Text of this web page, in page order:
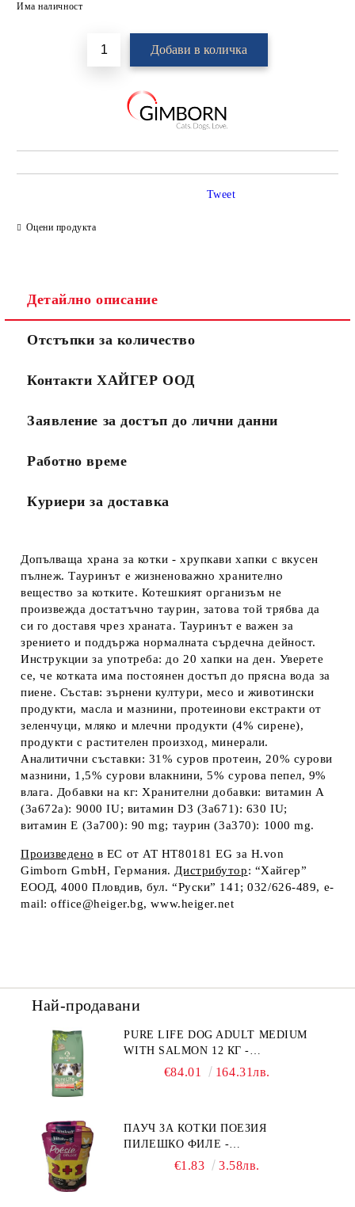
Има наличност
Оцени продукта
Tweet
Детайлно описание
Отстъпки за количество
Контакти ХАЙГЕР ООД
Заявление за достъп до лични данни
Работно време
Куриери за доставка
Допълваща храна за котки - хрупкави хапки с вкусен
пълнеж. Тауринът е жизненоважно хранително
вещество за котките. Котешкият организъм не
произвежда достатъчно таурин, затова той трябва да
си го доставя чрез храната. Тауринът е важен за
зрението и поддържа нормалната сърдечна дейност.
Инструкции за употреба: до 20 хапки на ден. Уверете
се, че котката има постоянен достъп до прясна вода за
пиене. Състав: зърнени култури, месо и животински
продукти, масла и мазнини, протеинови екстракти от
зеленчуци, мляко и млечни продукти (4% сирене),
продукти с растителен произход, минерали.
Аналитични съставки: 31% суров протеин, 20% сурови
мазнини, 1,5% сурови влакнини, 5% сурова пепел, 9%
влага. Добавки на кг: Хранителни добавки: витамин А
(3a672a): 9000 IU; витамин D3 (3a671): 630 IU;
витамин E (3а700): 90 mg; таурин (3a370): 1000 mg.
Произведено в ЕС от AT HT80181 EG за H.von
Gimborn GmbH, Германия. Дистрибутор: “Хайгер”
ЕООД, 4000 Пловдив, бул. “Руски” 141; 032/626-489, e-
mail: office@heiger.bg, www.heiger.net
Най-продавани
PURE LIFE DOG ADULT MEDIUM
WITH SALMON 12 КГ -
ПЪЛНОЦЕННА ХРАНА ЗА
БЕЗ ЗЪРНО, БЕЗ ГЛУТЕН.
ПРОИЗВЕДЕНА ВЪВ ФРАНЦИЯ.
€84.01 164.31лв.
ПАУЧ ЗА КОТКИ ПОЕЗИЯ
ПИЛЕШКО ФИЛЕ -
ПРОМОКОМПЛЕКТ 3 БР.
€1.83 3.58лв.